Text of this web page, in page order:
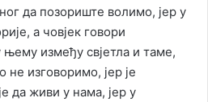
да позориште волимо, јер у
а човјек говори
између свјетла и таме,
не изговоримо, јер је
да живи у нама, јер у